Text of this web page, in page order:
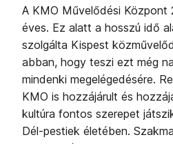
A KMO Művelődési Központ
éves. Ez alatt a hosszú idő
szolgálta Kispest
abban, hogy teszi ezt még
mindenki megelégedésére.
KMO is hozzájárult és
kultúra fontos szerepet
Dél-pestiek életében.